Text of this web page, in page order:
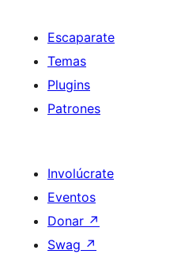
Escaparate
Temas
Plugins
Patrones
Involúcrate
Eventos
Donar ↗
Swag ↗